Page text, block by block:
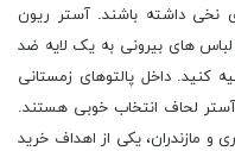
نخی داشته باشند. آستر ریون
های بیرونی به یک لایه ضد
کنید. داخل پالتوهای زمستانی
لحاف انتخاب خوبی هستند.
و مازندران، یکی از اهداف خرید